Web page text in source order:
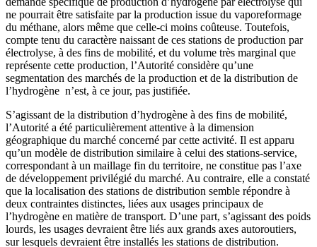
ne pourrait être satisfaite par la production issue du vaporeformage
du méthane, alors même que celle-ci moins coûteuse. Toutefois,
compte tenu du caractère naissant de ces stations de production par
électrolyse, à des fins de mobilité, et du volume très marginal que
représente cette production, l’Autorité considère qu’une
segmentation des marchés de la production et de la distribution de
l’hydrogène n’est, à ce jour, pas justifiée.
S’agissant de la distribution d’hydrogène à des fins de mobilité,
l’Autorité a été particulièrement attentive à la dimension
géographique du marché concerné par cette activité. Il est apparu
qu’un modèle de distribution similaire à celui des stations-service,
correspondant à un maillage fin du territoire, ne constitue pas l’axe
de développement privilégié du marché. Au contraire, elle a constaté
que la localisation des stations de distribution semble répondre à
deux contraintes distinctes, liées aux usages principaux de
l’hydrogène en matière de transport. D’une part, s’agissant des poids
lourds, les usages devraient être liés aux grands axes autoroutiers,
sur lesquels devraient être installés les stations de distribution.